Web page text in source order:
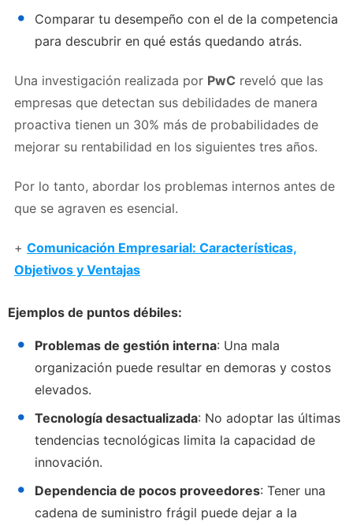
Comparar tu desempeño con el de la competencia
para descubrir en qué estás quedando atrás.
Una investigación realizada por PwC reveló que las
empresas que detectan sus debilidades de manera
proactiva tienen un 30% más de probabilidades de
mejorar su rentabilidad en los siguientes tres años.
Por lo tanto, abordar los problemas internos antes de
que se agraven es esencial.
+ Comunicación Empresarial: Características,
Objetivos y Ventajas
Ejemplos de puntos débiles:
Problemas de gestión interna: Una mala
organización puede resultar en demoras y costos
elevados.
Tecnología desactualizada: No adoptar las últimas
tendencias tecnológicas limita la capacidad de
innovación.
Dependencia de pocos proveedores: Tener una
cadena de suministro frágil puede dejar a la